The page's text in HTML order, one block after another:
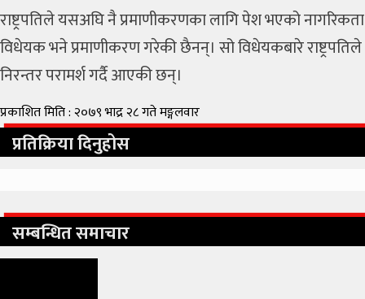
राष्ट्रपतिले यसअघि नै प्रमाणीकरणका लागि पेश भएको नागरिकता
विधेयक भने प्रमाणीकरण गरेकी छैनन्। सो विधेयकबारे राष्ट्रपतिले
निरन्तर परामर्श गर्दै आएकी छन्।
प्रकाशित मिति : २०७९ भाद्र २८ गते मङ्गलवार
प्रतिक्रिया दिनुहोस
सम्बन्धित समाचार